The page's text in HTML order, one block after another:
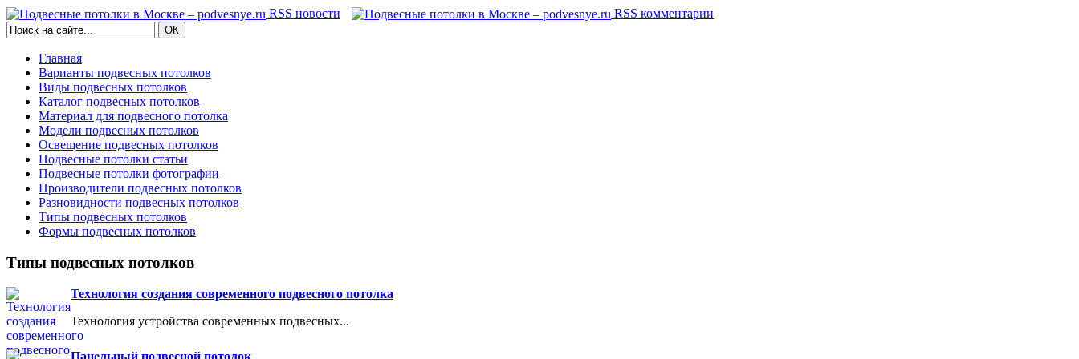
RSS новости RSS комментарии
Главная
Варианты подвесных потолков
Виды подвесных потолков
Каталог подвесных потолков
Материал для подвесного потолка
Модели подвесных потолков
Освещение подвесных потолков
Подвесные потолки статьи
Подвесные потолки фотографии
Производители подвесных потолков
Разновидности подвесных потолков
Типы подвесных потолков
Формы подвесных потолков
Типы подвесных потолков
Технология создания современного подвесного потолка
Технология устройства современных подвесных...
Панельный подвесной потолок